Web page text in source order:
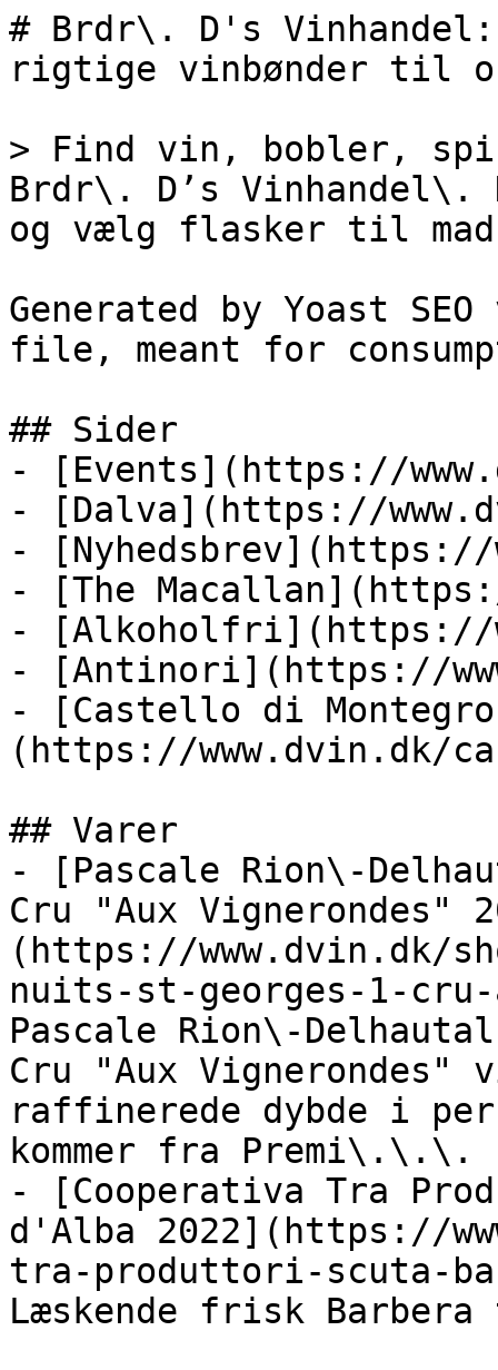
# Brdr\. D's
rigtige vinbønder til
> Find vin, bobler,
Brdr\. D’s
og vælg flasker til
Generated by Yoast
file, meant for
## Sider
- [Events](https://
- [Dalva](https://
- [Nyhedsbrev](https://
- [The
- [Alkoholfri](https://
- [Antinori](https://
- [Castello di
(https://www.dvin.dk/
## Varer
- [Pascale Rion\-
Cru "Aux Vignerondes"
(https://www.dvin.dk/
nuits-st-georges-1-
Pascale Rion\-
Cru "Aux Vignerondes"
raffinerede dybde i
kommer fra Premi\.\.\.
- [Cooperativa Tra
d'Alba 2022](https://
tra-produttori-scuta-
Læskende frisk